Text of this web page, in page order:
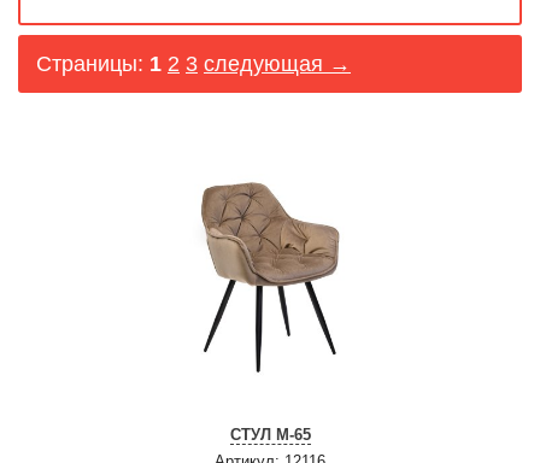
Страницы: 1 2 3 следующая →
СТУЛ M-65